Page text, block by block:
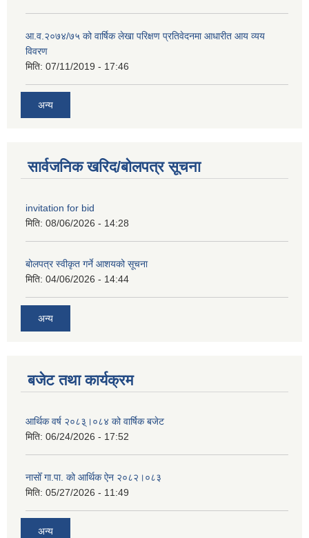
आ.व.२०७४/७५ को वार्षिक लेखा परिक्षण प्रतिवेदनमा आधारीत आय व्यय
विवरण
मिति: 07/11/2019 - 17:46
अन्य
सार्वजनिक खरिद/बोलपत्र सूचना
invitation for bid
मिति: 08/06/2026 - 14:28
बोलपत्र स्वीकृत गर्ने आशयको सूचना
मिति: 04/06/2026 - 14:44
अन्य
बजेट तथा कार्यक्रम
आर्थिक वर्ष २०८३्।०८४ को वार्षिक बजेट
मिति: 06/24/2026 - 17:52
नासोँ गा.पा. को आर्थिक ऐन २०८२।०८३
मिति: 05/27/2026 - 11:49
अन्य